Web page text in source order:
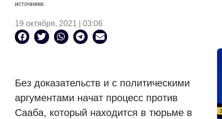
источники.
19 октября, 2021 | 03:06
Без доказательств и с политическими
аргументами начат процесс против
Сааба, который находится в тюрьме в